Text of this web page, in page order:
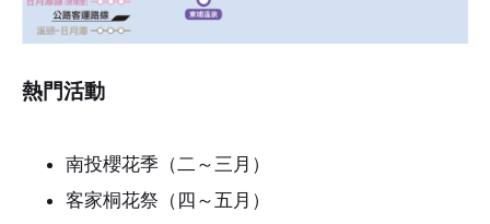
熱門活動
南投櫻花季（二～三月）
客家桐花祭（四～五月）